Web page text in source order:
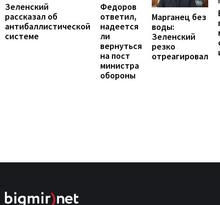
Зеленский
рассказал об
антибаллистической
системе
Федоров
ответил,
надеется
ли
вернуться
на пост
министра
обороны
Марганец без
воды:
Зеленский
резко
отреагировал